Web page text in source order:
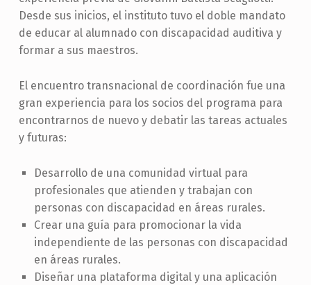
Desde sus inicios, el instituto tuvo el doble mandato
de educar al alumnado con discapacidad auditiva y
formar a sus maestros.
El encuentro transnacional de coordinación fue una
gran experiencia para los socios del programa para
encontrarnos de nuevo y debatir las tareas actuales
y futuras:
Desarrollo de una comunidad virtual para
profesionales que atienden y trabajan con
personas con discapacidad en áreas rurales.
Crear una guía para promocionar la vida
independiente de las personas con discapacidad
en áreas rurales.
Diseñar una plataforma digital y una aplicación